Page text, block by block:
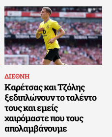
ΔΙΕΘΝΗ
Καρέτσας και Τζόλης
ξεδιπλώνουν το ταλέντο
τους και εμείς
χαιρόμαστε που τους
απολαμβάνουμε